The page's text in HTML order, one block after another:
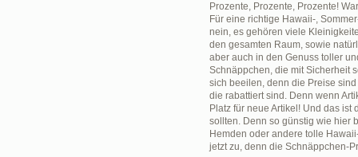
Prozente, Prozente, Prozente!
Für eine richtige Hawaii-,
nein, es gehören viele
den gesamten Raum, sowie
aber auch in den Genuss toller
Schnäppchen, die mit Sicherheit
sich beeilen, denn die Preise
die rabattiert sind. Denn wenn
Platz für neue Artikel! Und das
sollten. Denn so günstig wie hier
Hemden oder andere tolle
jetzt zu, denn die Schnäppchen-